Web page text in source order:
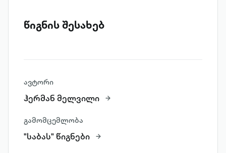
წიგნის შესახებ
ავტორი
ჰერმან მელვილი
გამომცემლობა
"საბას" წიგნები